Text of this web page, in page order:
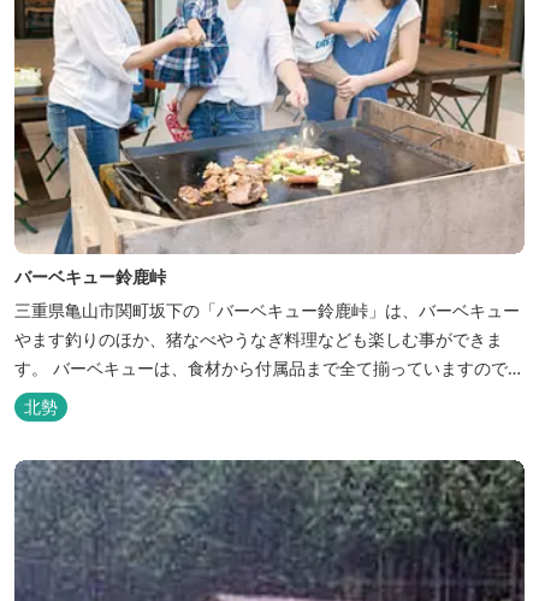
バーベキュー鈴鹿峠
三重県亀山市関町坂下の「バーベキュー鈴鹿峠」は、バーベキュー
やます釣りのほか、猪なべやうなぎ料理なども楽しむ事ができま
す。 バーベキューは、食材から付属品まで全て揃っていますので手
ぶらで楽しむ事ができますよ！釣り掘がありますので、釣ったその
場で味わえる「マス釣り」も人気です。 宿泊施設も完備していま
す！ご家族で、友人で、様々なイベントで、ぜひご利用ください。
北勢